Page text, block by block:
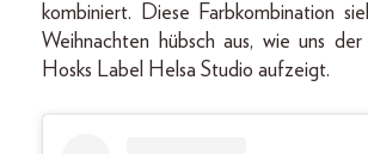
kombiniert. Diese Farbkombination
Weihnachten hübsch aus, wie uns
Hosks Label Helsa Studio aufzeigt.